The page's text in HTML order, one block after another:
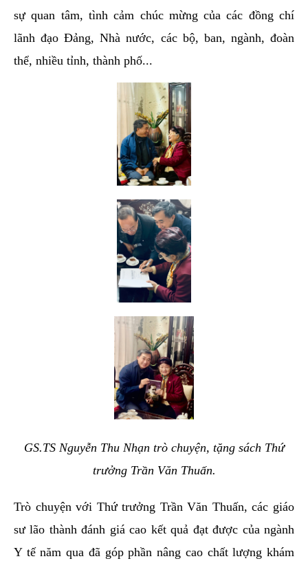
sự quan tâm, tình cảm chúc mừng của các đồng chí
lãnh đạo Đảng, Nhà nước, các bộ, ban, ngành, đoàn
thể, nhiều tỉnh, thành phố...
GS.TS Nguyễn Thu Nhạn trò chuyện, tặng sách Thứ
trưởng Trần Văn Thuấn.
Trò chuyện với Thứ trưởng Trần Văn Thuấn, các giáo
sư lão thành đánh giá cao kết quả đạt được của ngành
Y tế năm qua đã góp phần nâng cao chất lượng khám